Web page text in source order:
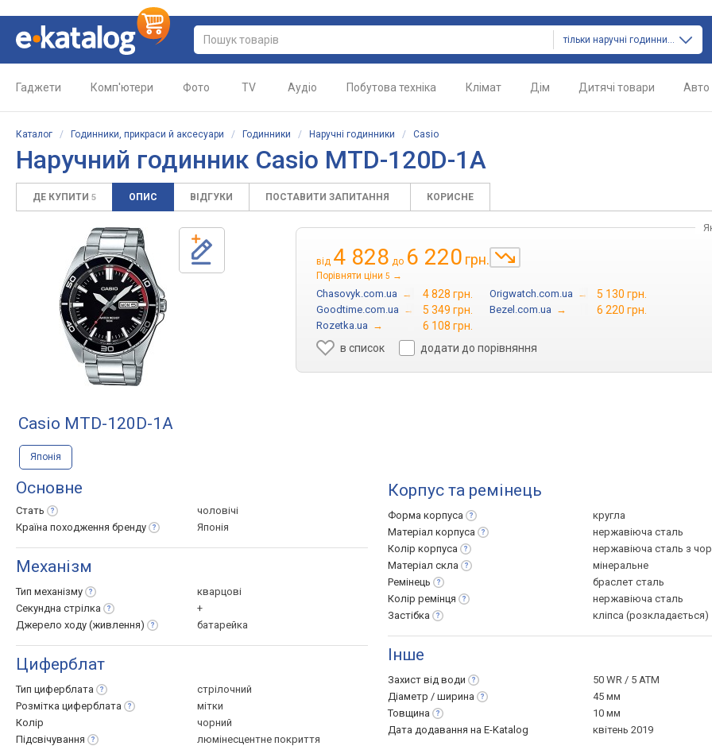
тільки наручні годинники
Гаджети Комп'ютери Фото TV Аудіо Побутова техніка Клімат Дім Дитячі товари Авто
Каталог / Годинники, прикраси й аксесуари / Годинники / Наручні годинники / Casio
Наручний годинник Casio MTD-120D-1A
ДЕ КУПИТИ 5 ОПИС ВІДГУКИ ПОСТАВИТИ ЗАПИТАННЯ КОРИСНЕ
від 4 828 до 6 220 грн.
Порівняти ціни 5 →
Chasovyk.com.ua → 4 828 грн. Origwatch.com.ua → 5 130 грн.
Goodtime.com.ua → 5 349 грн. Bezel.com.ua → 6 220 грн.
Rozetka.ua →
6 108 грн.
в список
додати до порівняння
Casio MTD-120D-1A
Японія
Основне
Стать
чоловічі
Країна походження бренду Японія
Механізм
Тип механізму
кварцові
Секундна стрілка
+
Джерело ходу (живлення) батарейка
Циферблат
Тип циферблата
стрілочний
Розмітка циферблата
мітки
Колір
чорний
Підсвічування
люмінесцентне покриття
Корпус та ремінець
Форма корпуса
кругла
Матеріал корпуса
нержавіюча сталь
Колір корпуса
нержавіюча сталь з
Матеріал скла
мінеральне
Ремінець
браслет сталь
Колір ремінця
нержавіюча сталь
Застібка
кліпса (розкладається)
Інше
Захист від води
50 WR / 5 ATM
Діаметр / ширина
45 мм
Товщина
10 мм
Дата додавання на E-Katalog
квітень 2019